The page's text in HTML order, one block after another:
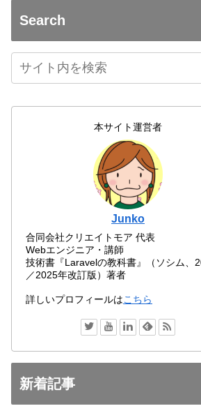
Search
本サイト運営者
Junko
合同会社クリエイトモア 代表
Webエンジニア・講師
技術書『Laravelの教科書』（ソシム、
／2025年改訂版）著者
詳しいプロフィールはこちら
新着記事